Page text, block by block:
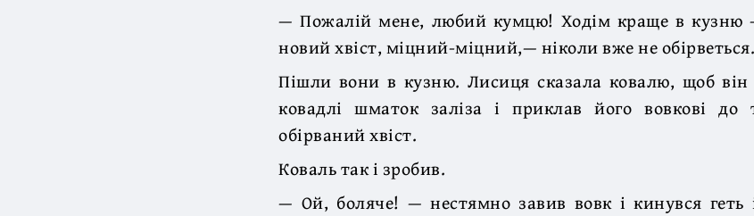
— Пожалій мене, любий кумцю! Ходім краще в кузню
новий хвіст, міцний-міцний,— ніколи вже не обірветься.
Пішли вони в кузню. Лисиця сказала ковалю, щоб
ковадлі шматок заліза і приклав його вовкові до
обірваний хвіст.
Коваль так і зробив.
— Ой, боляче! — нестямно завив вовк і кинувся геть